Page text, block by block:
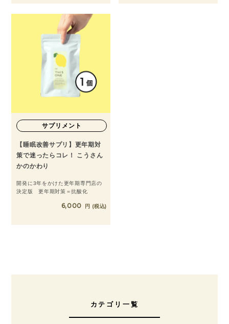
サプリメント
【睡眠改善サプリ】更年期対
策で迷ったらコレ！ こうさん
かのかわり
開発に3年をかけた更年期専門店の
決定版 更年期対策＝抗酸化
6,000 税込
カテゴリ一覧